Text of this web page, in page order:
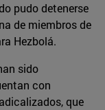
pudo detenerse
de miembros de
Hezbolá.
sido
con
que